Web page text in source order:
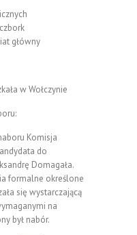
główny
w Wołczynie
Komisja
do
Domagała.
formalne określone
się wystarczającą
na
był nabór.